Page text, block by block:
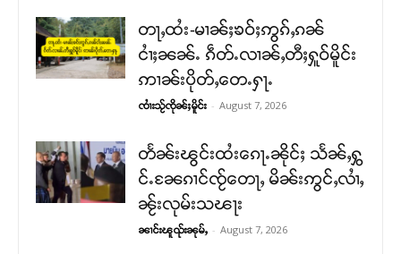
တႃႇထႆး-မၢၼ်ႈၶဝ်ႈဢွၵ်ႇၵၼ်
ငၢႆႈၼၼ်ႉ ၵဵတ်ႉလၢၼ်ႇတီႈႁူဝ်မိူင်း
ဢၢၼ်းပိုတ်ႇတေႉႁႃႉ
ၸၢႆးသႂ်ၸိုၼ်ႈမိူင်း - August 7, 2026
တႅၼ်းၽွင်းထႆးၵေႃႉၼိုင်ႈ သႅၼ်ႇႁွ
င်ႉၼႄၵၢင်ၸႂ်တေႃႇ မိၼ်းဢွင်ႇလၢႆႇ
ၼႂ်းလုမ်းသၽႃး
ၼၢင်းၽူၺ်းၼုမ်ႇ - August 7, 2026